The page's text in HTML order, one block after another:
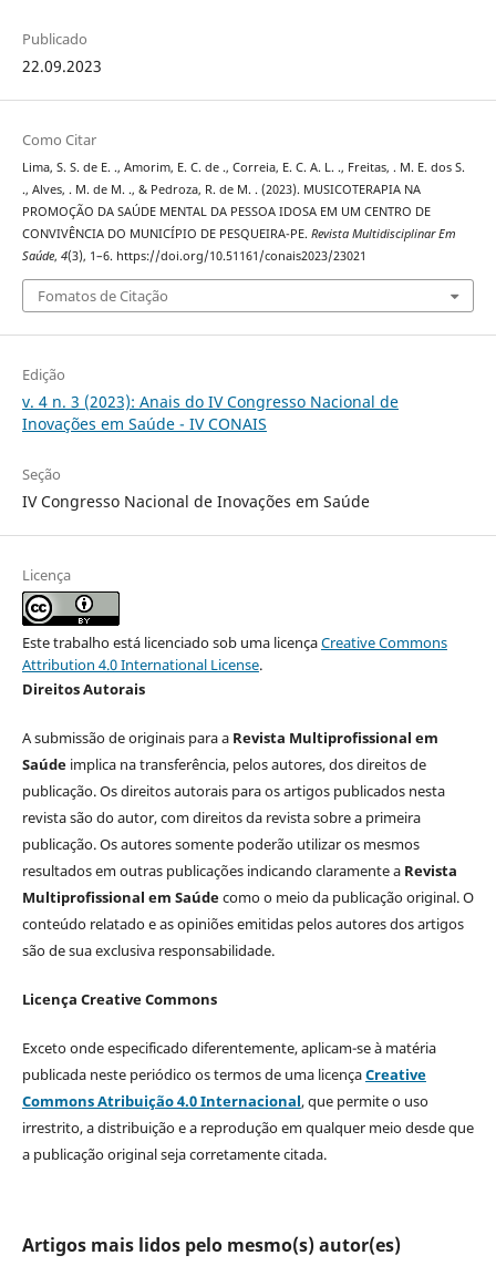
Publicado
22.09.2023
Como Citar
Lima, S. S. de E. ., Amorim, E. C. de ., Correia, E. C. A. L. ., Freitas, . M. E. dos S.
., Alves, . M. de M. ., & Pedroza, R. de M. . (2023). MUSICOTERAPIA NA
PROMOÇÃO DA SAÚDE MENTAL DA PESSOA IDOSA EM UM CENTRO DE
CONVIVÊNCIA DO MUNICÍPIO DE PESQUEIRA-PE. Revista Multidisciplinar Em
Saúde, 4(3), 1–6. https://doi.org/10.51161/conais2023/23021
Fomatos de Citação
Edição
v. 4 n. 3 (2023): Anais do IV Congresso Nacional de
Inovações em Saúde - IV CONAIS
Seção
IV Congresso Nacional de Inovações em Saúde
Licença
Este trabalho está licenciado sob uma licençaCreative Commons
Attribution 4.0 International License.
Direitos Autorais
A submissão de originais para a Revista Multiprofissional em
Saúdeimplica na transferência, pelos autores, dos direitos de
publicação. Os direitos autorais para os artigos publicados nesta
revista são do autor, com direitos da revista sobre a primeira
publicação. Os autores somente poderão utilizar os mesmos
resultados em outras publicações indicando claramente a Revista
Multiprofissional em Saúdecomo o meio da publicação original. O
conteúdo relatado e as opiniões emitidas pelos autores dos artigos
são de sua exclusiva responsabilidade.
Licença Creative Commons
Exceto onde especificado diferentemente, aplicam-se à matéria
publicada neste periódico os termos de uma licençaCreative
Commons Atribuição 4.0 Internacional, que permite o uso
irrestrito, a distribuição e a reprodução em qualquer meio desde que
a publicação original seja corretamente citada.
Artigos mais lidos pelo mesmo(s) autor(es)